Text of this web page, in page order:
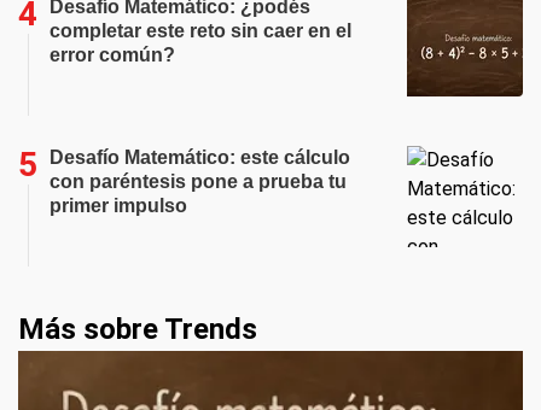
Desafío Matemático: ¿podés
completar este reto sin caer en el
error común?
Desafío Matemático: este cálculo
con paréntesis pone a prueba tu
primer impulso
Más sobre Trends